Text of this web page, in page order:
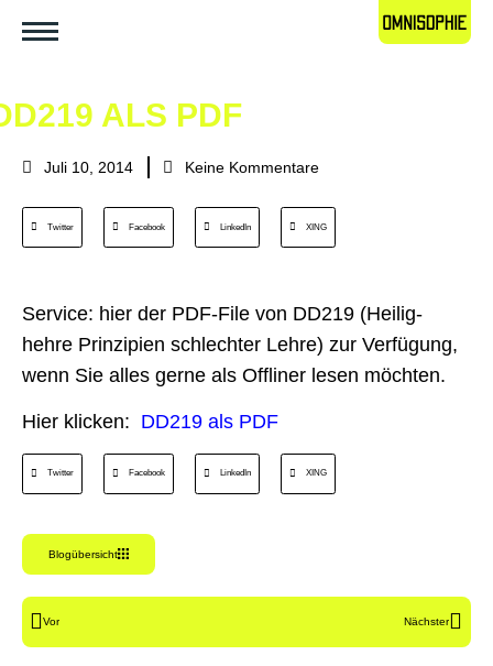
ALS PDF
Juli 10, 2014 Keine Kommentare
Twitter Facebook LinkedIn XING
Service: hier der PDF-File von DD219 (Heilig-
hehre Prinzipien schlechter Lehre) zur Verfügung,
wenn Sie alles gerne als Offliner lesen möchten.
Hier klicken: DD219 als PDF
Twitter Facebook LinkedIn XING
Blogübersicht
Vor Nächster